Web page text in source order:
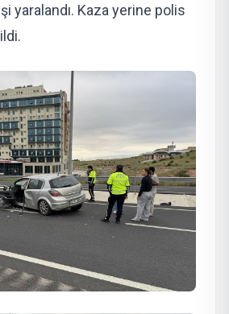
yaralandı. Kaza yerine polis